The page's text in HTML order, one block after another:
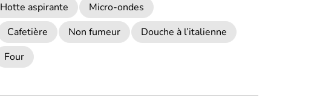
Hotte aspirante
Micro-ondes
Cafetière Non fumeur
Douche à l’italienne
Four